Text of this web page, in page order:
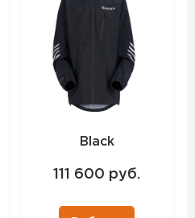
Black
111 600 руб.